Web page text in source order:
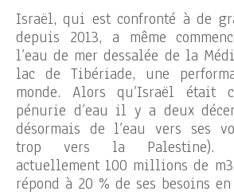
Israël, qui est confronté à de
depuis 2013, a même
l’eau de mer dessalée de la
lac de Tibériade, une
monde. Alors qu’Israël était
pénurie d’eau il y a deux
désormais de l’eau vers ses
trop vers la Palestine).
actuellement 100 millions de
répond à 20 % de ses besoins